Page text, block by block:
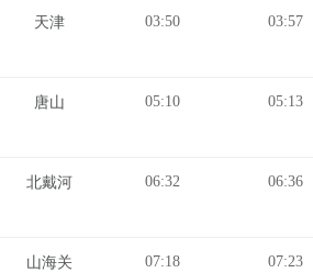
天津 03:50 03:57
唐山 05:10 05:13
北戴河 06:32 06:36
山海关 07:18 07:23